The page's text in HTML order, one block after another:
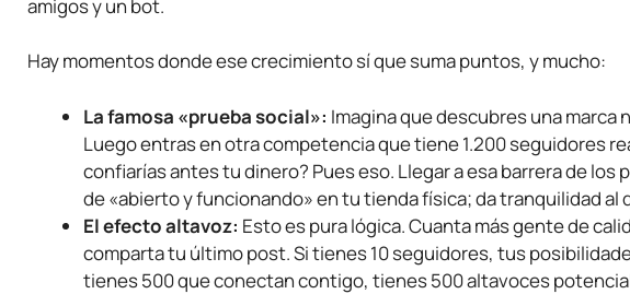
amigos y un bot.
Hay momentos donde ese crecimiento sí que suma puntos, y mucho:
La famosa «prueba social»: Imagina que descubres una marca
Luego entras en otra competencia que tiene 1.200 seguidores
confiarías antes tu dinero? Pues eso. Llegar a esa barrera de
de «abierto y funcionando» en tu tienda física; da tranquilidad al
El efecto altavoz: Esto es pura lógica. Cuanta más gente de
comparta tu último post. Si tienes 10 seguidores, tus
tienes 500 que conectan contigo, tienes 500 altavoces